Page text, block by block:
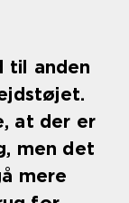
til anden
at der er
men det
mere